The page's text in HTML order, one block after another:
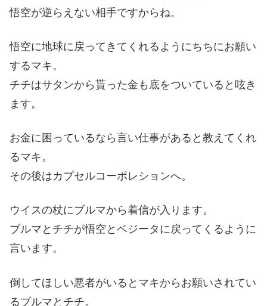
悟空が逆らえない相手ですからね。
悟空に地球に戻ってきてくれるようにちちにお願い
するマキ。
チチはサタンから貰った金も底をついていると呟き
ます。
お金に困っているなら言い仕事があると教えてくれ
るマキ。
その後はカプセルコーポレションへ。
ウイスの杖にブルマから着信が入ります。
ブルマとチチが悟空とベジータに戻ってくるように
言います。
倒してほしい悪者がいるとマキからお願いされてい
るブルマとチチ。